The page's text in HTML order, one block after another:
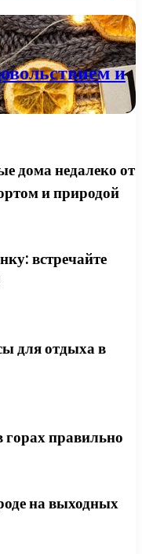
и
дома недалеко от
и природой
встречайте
для отдыха в
правильно
на выходных